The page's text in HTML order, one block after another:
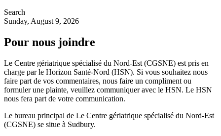
Search
Sunday, August 9, 2026
Pour nous joindre
Le Centre gériatrique spécialisé du Nord-Est (CGSNE) est pris en
charge par le Horizon Santé-Nord (HSN). Si vous souhaitez nous
faire part de vos commentaires, nous faire un compliment ou
formuler une plainte, veuillez communiquer avec le HSN. Le HSN
nous fera part de votre communication.
Le bureau principal de Le Centre gériatrique spécialisé du Nord-Est
(CGSNE) se situe à Sudbury.